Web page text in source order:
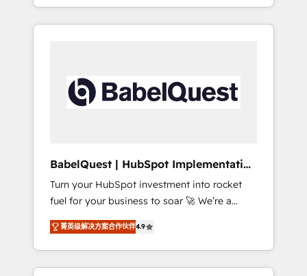
40+ full-time HubSpot professionals. 100s of
certifications and accreditations with
Profile! We help with: • CRM implementation,
reports, workflows, and team training • CRM
governance for HubSpot-centred operations
A little about us: • Boutique 'Elite' team of 12 •
42001:2023 certified - the AI management
standard • GuardHub: our AI governance
framework, built on ISO 42001 Ready for the
next step? Click the 👈 '𝗖𝗼𝗻𝘁𝗮𝗰𝘁 𝗯𝘂𝘀𝗶𝗻𝗲𝘀𝘀'
button to get in touch (𝘸𝘦'𝘳𝘦 𝘴𝘶𝘱𝘦𝘳
𝘳𝘦𝘴𝘱𝘰𝘯𝘴𝘪𝘷𝘦)
BabelQuest | HubSpot Implementation
& Consultancy
Turn your HubSpot investment into rocket
fuel for your business to soar 🚀 We’re a
team of accredited HubSpot experts ready
to help you. We can implement the platform
into complex business environments,
optimise what you've got and make sure you
菁英级解决方案合作伙伴4.9